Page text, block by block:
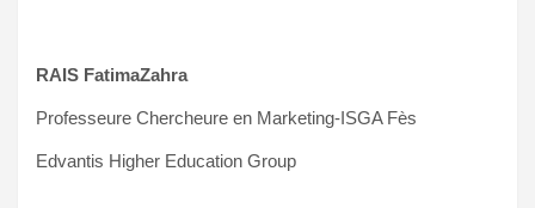
RAIS FatimaZahra
Professeure Chercheure en Marketing-ISGA Fès
Edvantis Higher Education Group